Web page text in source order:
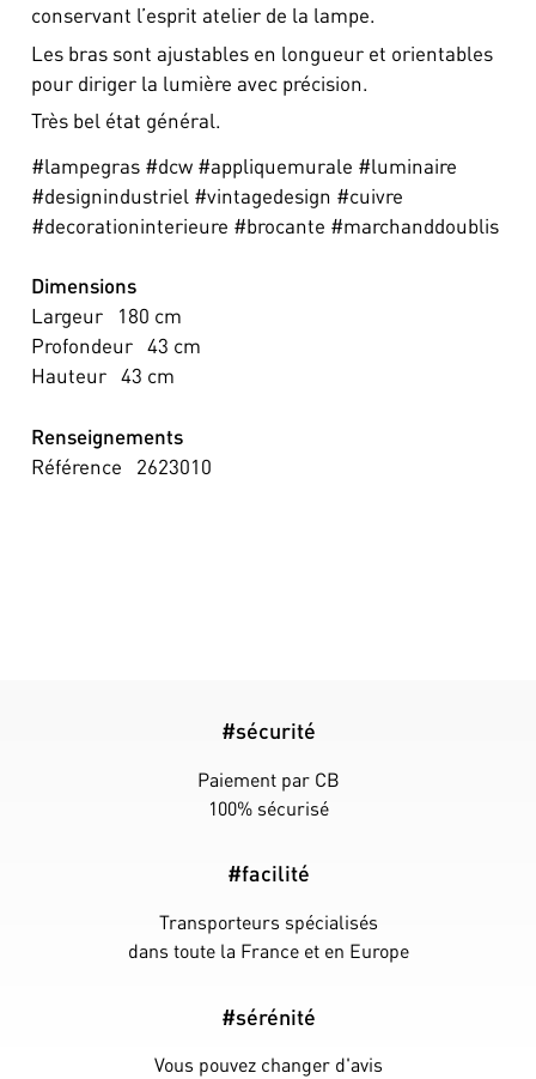
conservant l’esprit atelier de la lampe.
Les bras sont ajustables en longueur et orientables
pour diriger la lumière avec précision.
Très bel état général.
#lampegras #dcw #appliquemurale #luminaire
#designindustriel #vintagedesign #cuivre
#decorationinterieure #brocante #marchanddoublis
Dimensions
Largeur
180 cm
Profondeur 43 cm
Hauteur 43 cm
Renseignements
Référence
2623010
#sécurité
Paiement par CB
100% sécurisé
#facilité
Transporteurs spécialisés
dans toute la France et en Europe
#sérénité
Vous pouvez changer d'avis